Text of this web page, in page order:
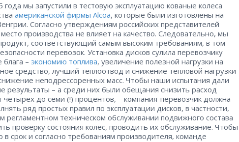
года мы запустили в тестовую эксплуатацию кованые колеса
американской фирмы Alcoa, которые были изготовлены на
Согласно утверждениям российских представителей
производства не влияет на качество. Следовательно, мы
соответствующий самым высоким требованиям, в том
перевозок. Установка дисков сулила перевозчику
– экономию топлива, увеличение полезной нагрузки на
средство, лучший теплоотвод и снижение тепловой нагрузки
неподрессоренных масс. Чтобы наши испытания дали
результаты – а среди них были обещания снизить расход
четырех до семи (!) процентов, – компания-перевозчик должна
ряд простых правил по эксплуатации дисков, в частности,
регламентном техническом обслуживании подвижного состава
проверку состояния колес, проводить их обслуживание. Чтобы
в срок и согласно требованиям производителя, команде